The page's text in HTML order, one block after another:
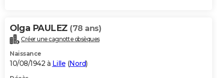
Olga PAULEZ (78 ans)
Créer une cagnotte obsèques
Naissance
10/08/1942 à Lille (Nord)